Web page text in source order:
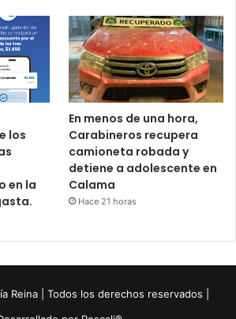
los
en la
En menos de una hora,
Carabineros recupera
camioneta robada y
detiene a adolescente en
Calama
Hace 21 horas
Reina | Todos los derechos reservados |